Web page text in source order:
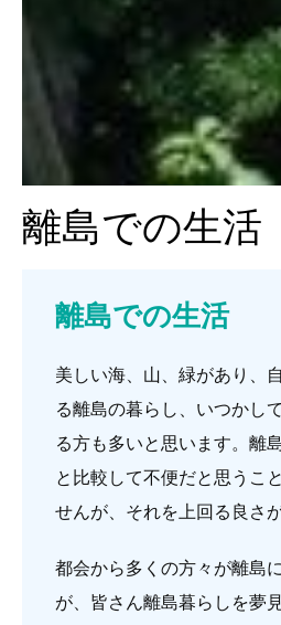
離島での生活
離島での生活
美しい海、山、緑があり、
る離島の暮らし、いつかし
る方も多いと思います。離
と比較して不便だと思うこ
せんが、それを上回る良さ
都会から多くの方々が離島
が、皆さん離島暮らしを夢